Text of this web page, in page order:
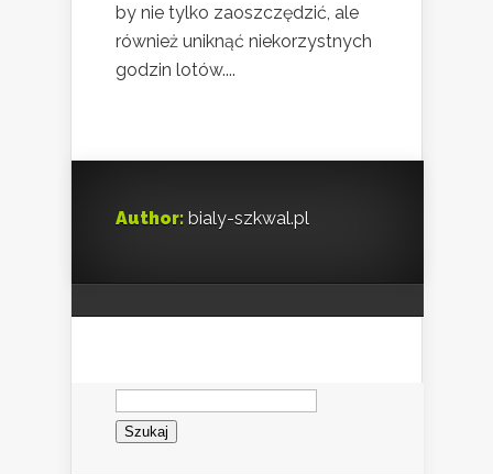
by nie tylko zaoszczędzić, ale
również uniknąć niekorzystnych
godzin lotów....
Author: bialy-szkwal.pl
Szukaj: